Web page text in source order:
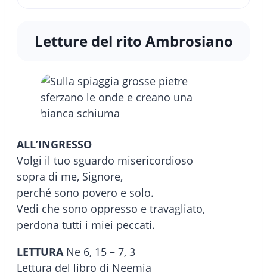
Letture del rito Ambrosiano
ALL’INGRESSO
Volgi il tuo sguardo misericordioso
sopra di me, Signore,
perché sono povero e solo.
Vedi che sono oppresso e travagliato,
perdona tutti i miei peccati.
LETTURANe 6, 15 – 7, 3
Lettura del libro di Neemia